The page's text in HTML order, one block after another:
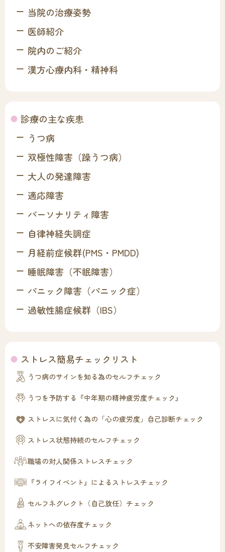
当院の治療姿勢
医師紹介
院内のご紹介
漢方心療内科・精神科
診療の主な疾患
うつ病
双極性障害（躁うつ病）
大人の発達障害
適応障害
パーソナリティ障害
自律神経失調症
月経前症候群(PMS・PMDD)
睡眠障害（不眠障害）
パニック障害（パニック症）
過敏性腸症候群（IBS）
ストレス簡易チェックリスト
うつ病のサインを知る為のセルフチェック
うつを予防する『中年期の精神疲労度チェック』
ストレスに気付く為の「心の疲労度」自己診断チェック
ストレス状態持続のセルフチェック
職場の対人関係ストレスチェック
『ライフイベント』によるストレスチェック
セルフネグレクト（自己放任）チェック
ネットへの依存度チェック
不安障害発見セルフチェック